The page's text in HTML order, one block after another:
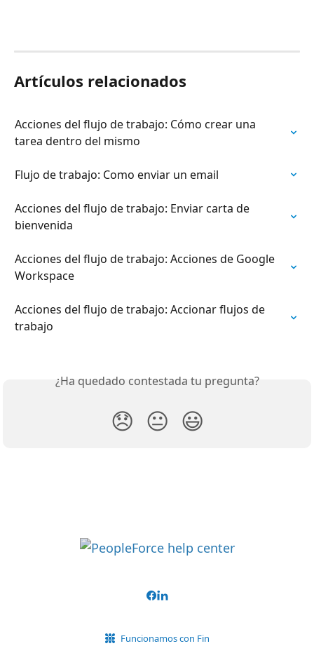
Artículos relacionados
Acciones del flujo de trabajo: Cómo crear una
tarea dentro del mismo
Flujo de trabajo: Como enviar un email
Acciones del flujo de trabajo: Enviar carta de
bienvenida
Acciones del flujo de trabajo: Acciones de Google
Workspace
Acciones del flujo de trabajo: Accionar flujos de
trabajo
¿Ha quedado contestada tu pregunta?
😞 😐 😃
Funcionamos con Fin